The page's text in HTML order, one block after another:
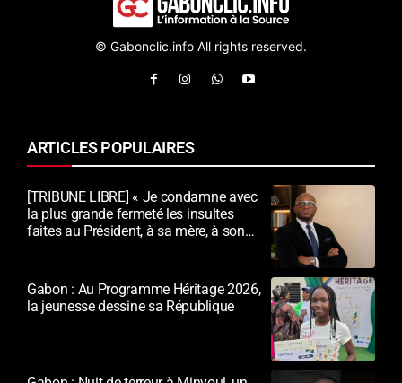
© Gabonclic.info All rights reserved.
ARTICLES POPULAIRES
[TRIBUNE LIBRE] « Je condamne avec
la plus grande fermeté les insultes
faites au Président, à sa mère, à son
Gabon : Au Programme Héritage 2026,
la jeunesse dessine sa République